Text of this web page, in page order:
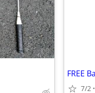
FREE
7/2